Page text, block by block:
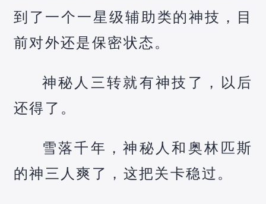
到了一个一星级辅助类的神技，目
前对外还是保密状态。
神秘人三转就有神技了，以后
还得了。
雪落千年，神秘人和奥林匹斯
的神三人爽了，这把关卡稳过。